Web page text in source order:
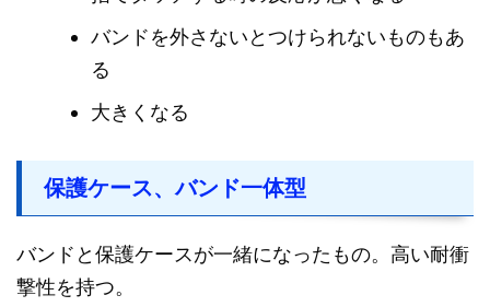
バンドを外さないとつけられないものもあ
る
大きくなる
保護ケース、バンド一体型
バンドと保護ケースが一緒になったもの。高い耐衝
撃性を持つ。